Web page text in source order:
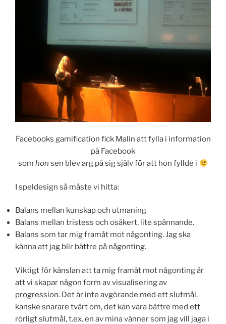
Facebooks gamification fick Malin att fylla i information
på Facebook
somhon sen blev arg på sig själv för att hon fyllde i
I speldesign så måste vi hitta:
Balans mellan kunskap och utmaning
Balans mellan tristess och osäkert, lite spännande.
Balans som tar mig framåt mot någonting. Jag ska
känna att jag blir bättre på någonting.
Viktigt för känslan att ta mig framåt mot någonting är
att vi skapar någon form av visualisering av
progression. Det är inte avgörande med ett slutmål,
kanske snarare tvärt om, det kan vara bättre med ett
rörligt slutmål, t.ex. en av mina vänner som jag vill jaga i